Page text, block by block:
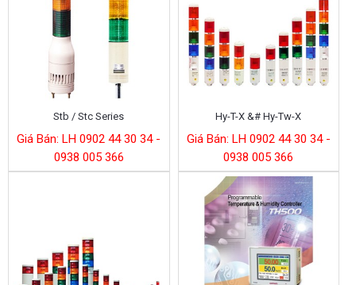
Stb / Stc Series
Giá Bán: LH 0902 44 30 34 -
0938 005 366
Hy-T-X &# Hy-Tw-X
Giá Bán: LH 0902 44 30 34 -
0938 005 366